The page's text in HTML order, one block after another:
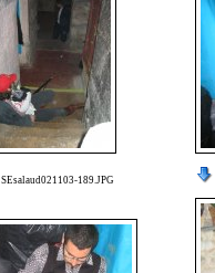
SEsalaud021103-189.JPG